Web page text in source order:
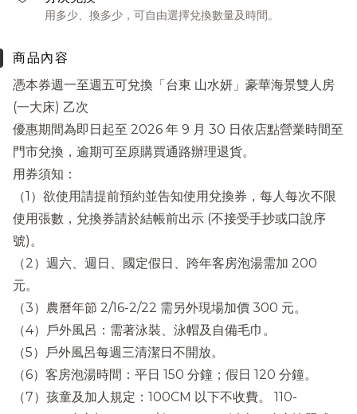
用多少、換多少，可自由選擇兌換數量及時間。
商品內容
憑本券週一至週五可兌換「台東 山水妍」豪華海景雙人房
(一大床) 乙次
優惠期間為即日起至 2026 年 9 月 30 日依店點營業時間至
門市兌換，逾期可至原購買通路辦理退貨。
用券須知：
（1）欲使用請提前預約並告知使用兌換券，每人每次不限
使用張數，兌換券請於結帳前出示 (不接受手抄或口說序
號)。
（2）週六、週日、國定假日、跨年客房泡湯需加 200
元。
（3）農曆年節 2/16-2/22 需另外現場加價 300 元。
（4）戶外風呂：需著泳裝、泳帽及自備毛巾。
（5）戶外風呂每週三清潔日不開放。
（6）客房泡湯時間：平日 150 分鐘；假日 120 分鐘。
（7）孩童及加人規定：100CM 以下不收費。 110-